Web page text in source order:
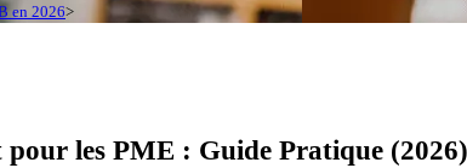
en 2026>
les PME : Guide Pratique (2026)